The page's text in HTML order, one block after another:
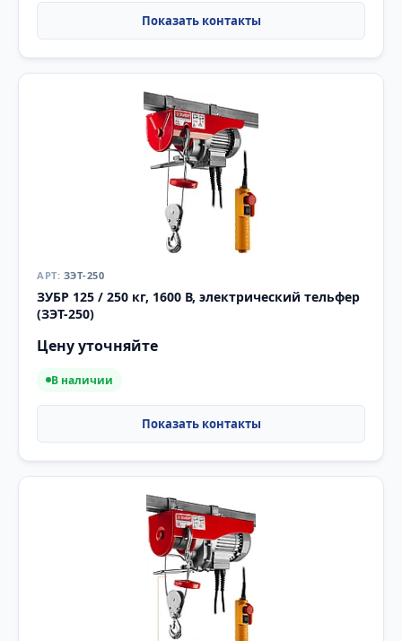
ЗЭТ-250
ЗУБР 125 / 250 кг, 1600 В, электрический тельфер
(ЗЭТ-250)
Цену уточняйте
В наличии